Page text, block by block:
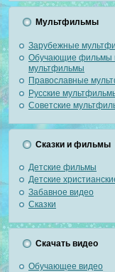
Мультфильмы
Зарубежные
Обучающие фильмы
мультфильмы
Православные
Русские
Советские
Сказки и фильмы
Детские фильмы
Детские
Забавное видео
Сказки
Скачать видео
Обучающее видео